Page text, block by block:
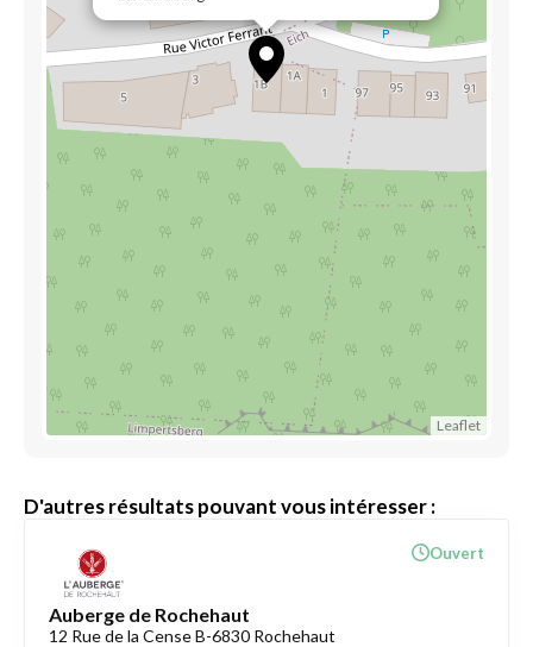
Leaflet
D'autres résultats pouvant vous intéresser :
Auberge de Rochehaut
12 Rue de la Cense B-6830 Rochehaut
Ouvert